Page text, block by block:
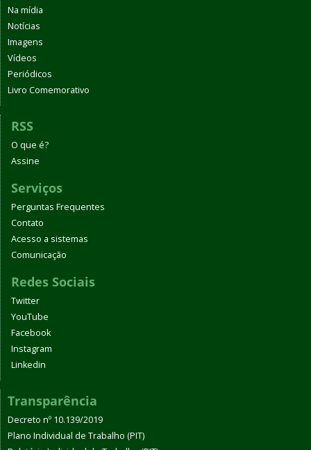
Na mídia
Notícias
Imagens
Vídeos
Periódicos
Livro Comemorativo
RSS
O que é?
Assine
Serviços
Perguntas Frequentes
Contato
Acesso a sistemas
Comunicação
Redes Sociais
Twitter
YouTube
Facebook
Instagram
Linkedin
Transparência
Decreto nº 10.139/2019
Plano Individual de Trabalho (PIT)